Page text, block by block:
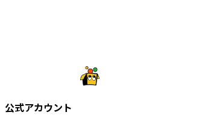
公式アカウント